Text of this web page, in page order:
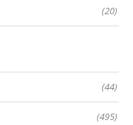
(20)
(44)
(495)